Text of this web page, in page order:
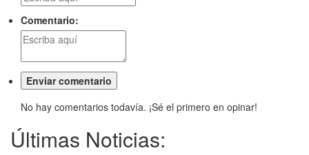
Comentario:
No hay comentarios todavía. ¡Sé el primero en opinar!
Últimas Noticias: